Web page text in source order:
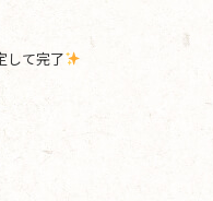
して完了